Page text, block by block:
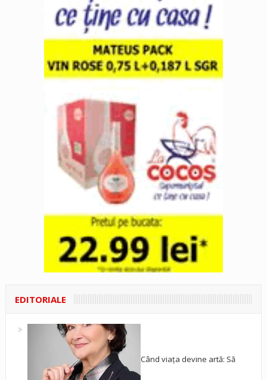
EDITORIALE
Când viața devine artă: Să